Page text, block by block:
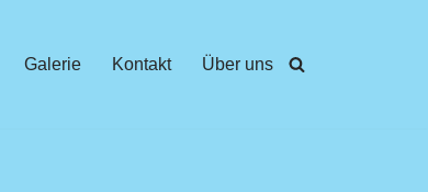
Galerie Kontakt Über uns